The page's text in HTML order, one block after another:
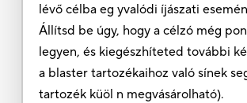
lévő célba eg yvalódi íjászati
Állítsd be úgy, hogy a célzó még
legyen, és kiegészhíteted további
a blaster tartozékaihoz való sínek
tartozék küöl n megvásárolható).